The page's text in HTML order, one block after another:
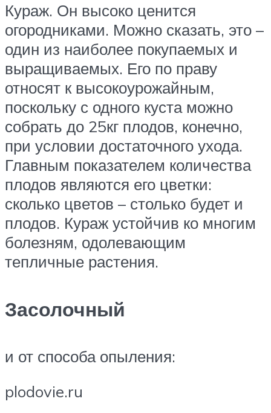
​Кураж. Он высоко ценится
огородниками. Можно сказать, это –
один из наиболее покупаемых и
выращиваемых. Его по праву
относят к высокоурожайным,
поскольку с одного куста можно
собрать до 25кг плодов, конечно,
при условии достаточного ухода.
Главным показателем количества
плодов являются его цветки:
сколько цветов – столько будет и
плодов. Кураж устойчив ко многим
болезням, одолевающим
тепличные растения.​
Засолочный
​и от способа опыления:​
plodovie.ru